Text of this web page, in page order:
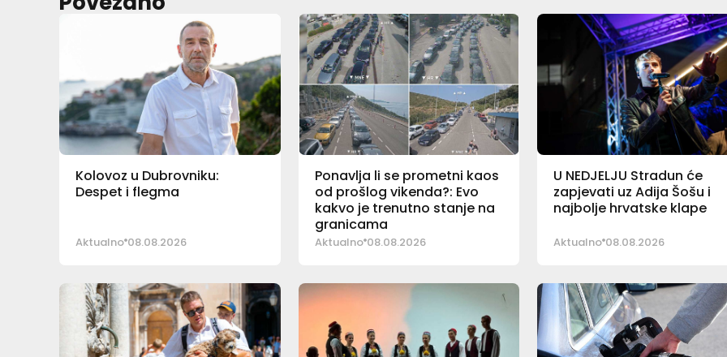
Kolovoz u Dubrovniku:
Despet i flegma
Aktualno 08.08.2026
Ponavlja li se prometni kaos
od prošlog vikenda?: Evo
kakvo je trenutno stanje na
granicama
Aktualno 08.08.2026
U NEDJELJU Stradun će
zapjevati uz Adija Šošu i
najbolje hrvatske klape
Aktualno 08.08.2026